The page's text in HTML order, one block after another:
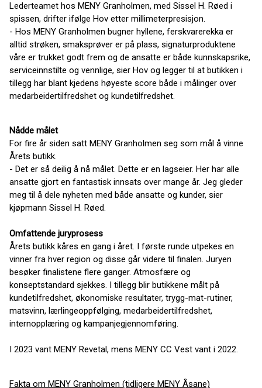
Lederteamet hos MENY Granholmen, med Sissel H. Røed i
spissen, drifter ifølge Hov etter millimeterpresisjon.
- Hos MENY Granholmen bugner hyllene, ferskvarerekka er
alltid strøken, smaksprøver er på plass, signaturproduktene
våre er trukket godt frem og de ansatte er både kunnskapsrike,
serviceinnstilte og vennlige, sier Hov og legger til at butikken i
tillegg har blant kjedens høyeste score både i målinger over
medarbeidertilfredshet og kundetilfredshet.
Nådde målet
For fire år siden satt MENY Granholmen seg som mål å vinne
Årets butikk.
- Det er så deilig å nå målet. Dette er en lagseier. Her har alle
ansatte gjort en fantastisk innsats over mange år. Jeg gleder
meg til å dele nyheten med både ansatte og kunder, sier
kjøpmann Sissel H. Røed.
Omfattende juryprosess
Årets butikk kåres en gang i året. I første runde utpekes en
vinner fra hver region og disse går videre til finalen. Juryen
besøker finalistene flere ganger. Atmosfære og
konseptstandard sjekkes. I tillegg blir butikkene målt på
kundetilfredshet, økonomiske resultater, trygg-mat-rutiner,
matsvinn, lærlingeoppfølging, medarbeidertilfredshet,
internopplæring og kampanjegjennomføring.
I 2023 vant MENY Revetal, mens MENY CC Vest vant i 2022.
Fakta om MENY Granholmen (tidligere MENY Åsane)